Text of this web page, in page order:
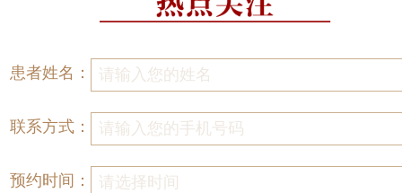
患者姓名：
联系方式：
预约时间：